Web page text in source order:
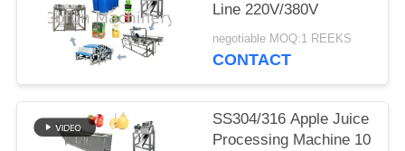
PRIVACYBELEID
Line 220V/380V
negotiable MOQ:1 REEKS
CONTACT
SS304/316 Apple Juice
Processing Machine 10